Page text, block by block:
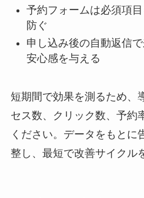
予約フォームは必須項
防ぐ
申し込み後の自動返信
安心感を与える
短期間で効果を測るため、
セス数、クリック数、予約
ください。データをもとに
整し、最短で改善サイクル